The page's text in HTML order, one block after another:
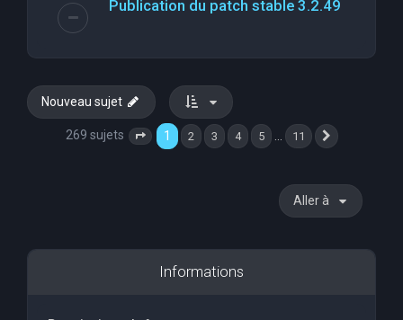
Publication du patch stable 3.2.49
Nouveau sujet
269 sujets Page 1 sur 11
1 2 3 4 5 11
Aller à
Informations